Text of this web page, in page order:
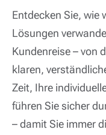
Entdecken Sie, wie
Lösungen
Kundenreise – von
klaren,
Zeit, Ihre
führen Sie sicher
– damit Sie immer